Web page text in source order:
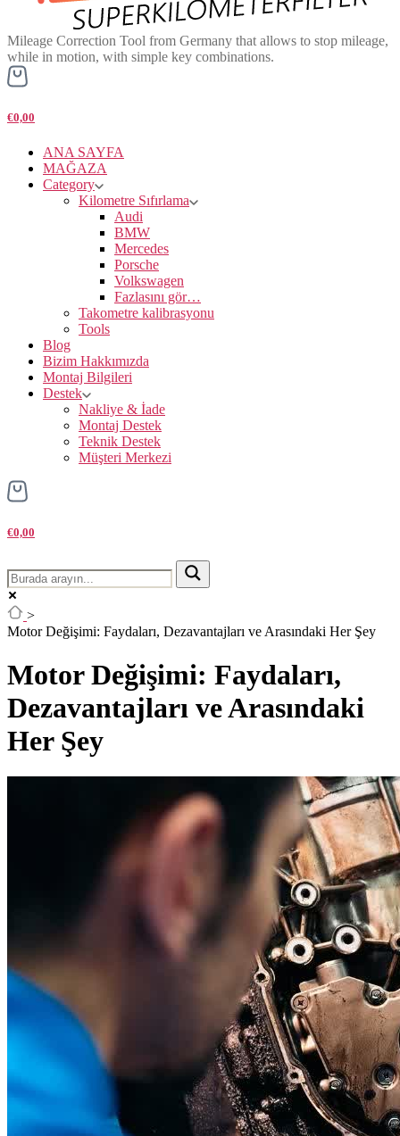
Mileage Correction Tool from Germany that allows to stop mileage,
while in motion, with simple key combinations.
€0,00
ANA SAYFA
MAĞAZA
Category
Kilometre Sıfırlama
Audi
BMW
Mercedes
Porsche
Volkswagen
Fazlasını gör…
Takometre kalibrasyonu
Tools
Blog
Bizim Hakkımızda
Montaj Bilgileri
Destek
Nakliye & İade
Montaj Destek
Teknik Destek
Müşteri Merkezi
€0,00
>
Motor Değişimi: Faydaları, Dezavantajları ve Arasındaki Her Şey
Motor Değişimi: Faydaları,
Dezavantajları ve Arasındaki
Her Şey